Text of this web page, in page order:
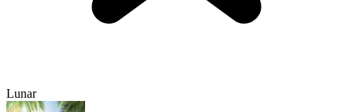
Lunar